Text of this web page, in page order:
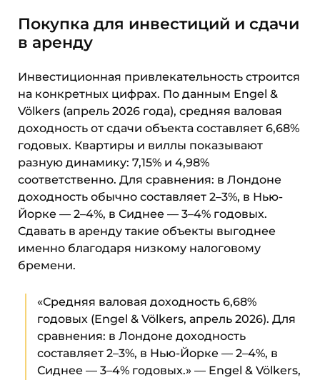
Покупка для инвестиций и сдачи
в аренду
Инвестиционная привлекательность строится
на конкретных цифрах. По данным Engel &
Völkers (апрель 2026 года), средняя валовая
доходность от сдачи объекта составляет 6,68%
годовых. Квартиры и виллы показывают
разную динамику: 7,15% и 4,98%
соответственно. Для сравнения: в Лондоне
доходность обычно составляет 2–3%, в Нью-
Йорке — 2–4%, в Сиднее — 3–4% годовых.
Сдавать в аренду такие объекты выгоднее
именно благодаря низкому налоговому
бремени.
«Средняя валовая доходность 6,68%
годовых (Engel & Völkers, апрель 2026). Для
сравнения: в Лондоне доходность
составляет 2–3%, в Нью-Йорке — 2–4%, в
Сиднее — 3–4% годовых.» — Engel & Völkers,